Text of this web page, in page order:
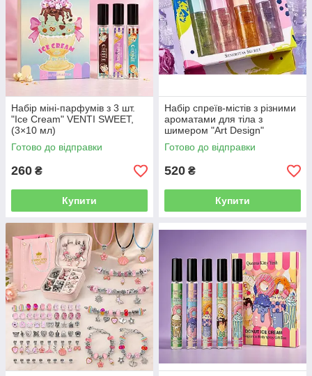
Набір міні-парфумів з 3 шт.
"Ice Cream" VENTI SWEET,
(3×10 мл)
Готово до відправки
260 ₴
Купити
Набір спреїв-містів з різними
ароматами для тіла з
шимером "Art Design"
Senoritas Secret, 4х75 мл
Готово до відправки
520 ₴
Купити